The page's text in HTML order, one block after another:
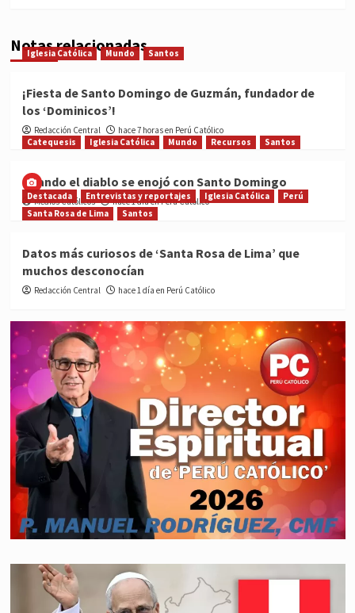
Notas relacionadas
Iglesia Católica Mundo Santos
¡Fiesta de Santo Domingo de Guzmán, fundador de
los ‘Dominicos’!
Redacción Central
hace 7 horas en Perú Católico
Catequesis
Iglesia Católica Mundo Recursos Santos
Cuando el diablo se enojó con Santo Domingo
Medios Católicos hace 1 día en Perú Católico
Destacada Entrevistas y reportajes Iglesia Católica
Perú
Santa Rosa de Lima
Santos
Datos más curiosos de ‘Santa Rosa de Lima’ que
muchos desconocían
Redacción Central hace 1 día en Perú Católico